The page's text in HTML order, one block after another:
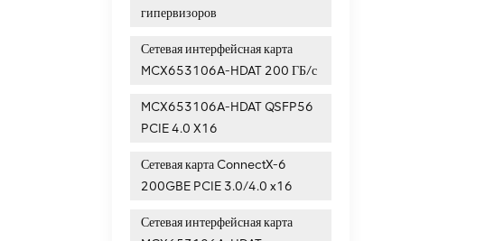
гипервизоров
Сетевая интерфейсная карта
MCX653106A-HDAT 200 ГБ/с
MCX653106A-HDAT QSFP56
PCIE 4.0 X16
Сетевая карта ConnectX-6
200GBE PCIE 3.0/4.0 x16
Сетевая интерфейсная карта